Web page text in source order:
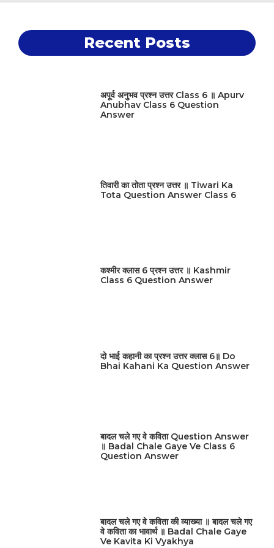
Recent Posts
अपूर्व अनुभव प्रश्न उत्तर Class 6 ॥ Apurv
Anubhav Class 6 Question
Answer
तिवारी का तोता प्रश्न उत्तर ॥ Tiwari Ka
Tota Question Answer Class 6
कश्मीर क्लास 6 प्रश्न उत्तर ॥ Kashmir
Class 6 Question Answer
दो भाई कहानी का प्रश्न उत्तर क्लास 6॥ Do
Bhai Kahani Ka Question Answer
बादल चले गए वे कविता Question Answer
॥ Badal Chale Gaye Ve Class 6
Question Answer
बादल चले गए वे कविता की व्याख्या ॥ बादल चले गए
वे कविता का भावार्थ ॥ Badal Chale Gaye
Ve Kavita Ki Vyakhya